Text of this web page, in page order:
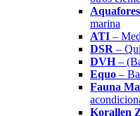
marina
ATI –
DSR –
DVH–
Equo –
Fauna
Korallen